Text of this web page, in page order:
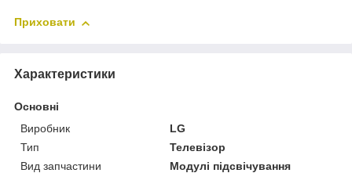
Приховати
Характеристики
Основні
Виробник
LG
Тип
Телевізор
Вид запчастини
Модулі підсвічування